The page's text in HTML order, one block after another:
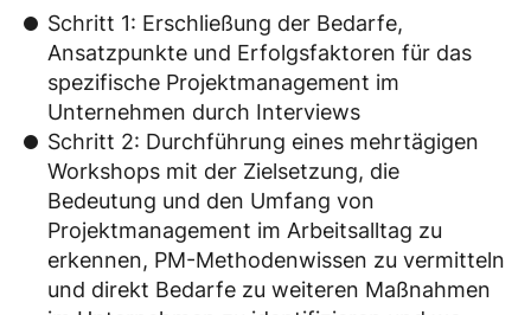
Schritt 1: Erschließung der Bedarfe,
Ansatzpunkte und Erfolgsfaktoren für das
spezifische Projektmanagement im
Unternehmen durch Interviews
Schritt 2: Durchführung eines mehrtägigen
Workshops mit der Zielsetzung, die
Bedeutung und den Umfang von
Projektmanagement im Arbeitsalltag zu
erkennen, PM-Methodenwissen zu vermitteln
und direkt Bedarfe zu weiteren Maßnahmen